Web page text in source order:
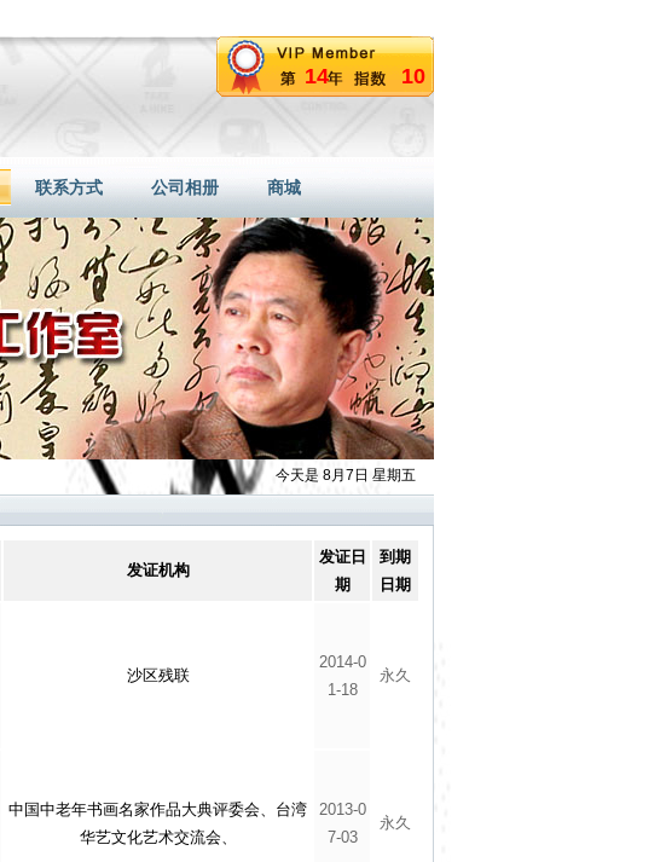
14 10
联系方式 公司相册 商城
今天是 8月7日 星期五
发证机构
发证日
期
到期
日期
沙区残联
2014-0
1-18
永久
中国中老年书画名家作品大典评委会、台湾
华艺文化艺术交流会、
2013-0
7-03
永久